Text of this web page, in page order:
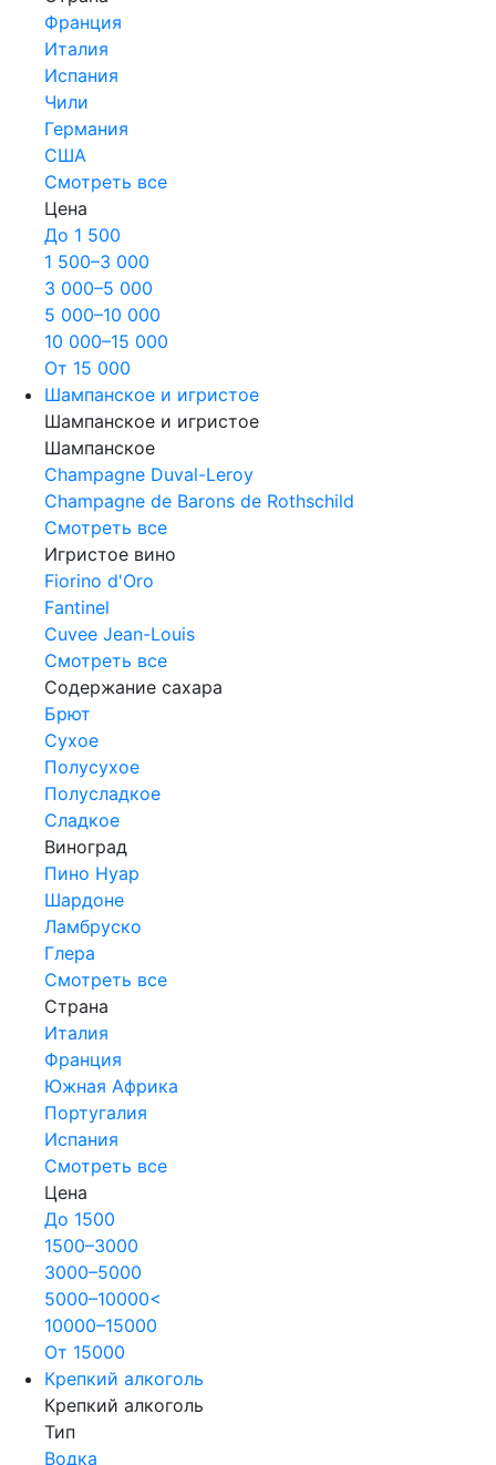
Франция
Италия
Испания
Чили
Германия
США
Смотреть все
Цена
До 1 500
1 500–3 000
3 000–5 000
5 000–10 000
10 000–15 000
От 15 000
Шампанское и игристое
Шампанское и игристое
Шампанское
Champagne Duval-Leroy
Champagne de Barons de Rothschild
Смотреть все
Игристое вино
Fiorino d'Oro
Fantinel
Cuvee Jean-Louis
Смотреть все
Содержание сахара
Брют
Сухое
Полусухое
Полусладкое
Сладкое
Виноград
Пино Нуар
Шардоне
Ламбруско
Глера
Смотреть все
Страна
Италия
Франция
Южная Африка
Португалия
Испания
Смотреть все
Цена
До 1500
1500–3000
3000–5000
5000–10000<
10000–15000
От 15000
Крепкий алкоголь
Крепкий алкоголь
Тип
Водка